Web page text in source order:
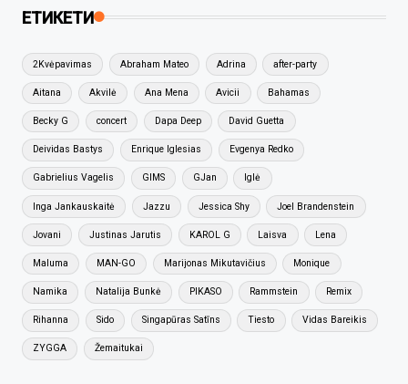
ЕТИКЕТИ
2Kvėpavimas Abraham Mateo Adrina after-party
Aitana Akvilė Ana Mena Avicii Bahamas
Becky G concert Dapa Deep David Guetta
Deividas Bastys Enrique Iglesias Evgenya Redko
Gabrielius Vagelis GIMS GJan Iglė
Inga Jankauskaitė Jazzu Jessica Shy Joel Brandenstein
Jovani Justinas Jarutis KAROL G Laisva Lena
Maluma MAN-GO Marijonas Mikutavičius Monique
Namika Natalija Bunkė PIKASO Rammstein Remix
Rihanna Sido Singapūras Satīns Tiesto Vidas Bareikis
ZYGGA Žemaitukai